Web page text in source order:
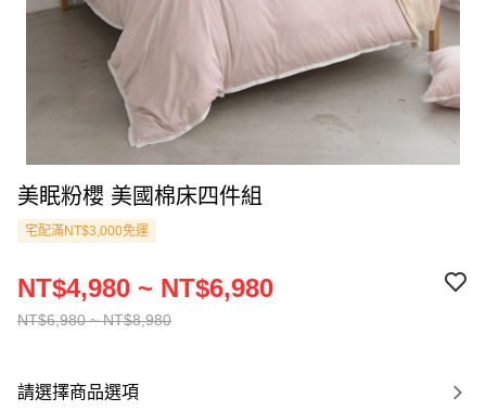
美眠粉櫻 美國棉床四件組
宅配滿NT$3,000免運
NT$6,980 ~ NT$8,980
NT$4,980 ~ NT$6,980
請選擇商品選項